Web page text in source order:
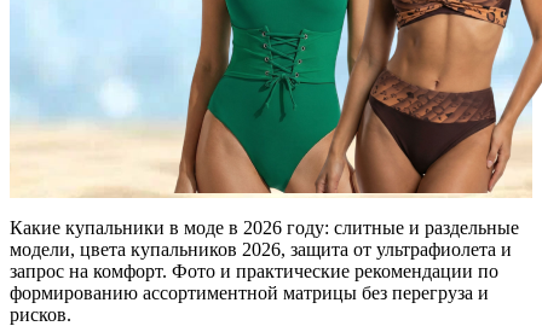
Какие купальники в моде в 2026 году: слитные и раздельные
модели, цвета купальников 2026, защита от ультрафиолета и
запрос на комфорт. Фото и практические рекомендации по
формированию ассортиментной матрицы без перегруза и
рисков.